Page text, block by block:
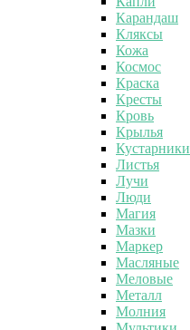
Карандаш
Кляксы
Кожа
Космос
Краска
Кресты
Кровь
Крылья
Кустарники
Листья
Лучи
Люди
Магия
Мазки
Маркер
Масляные
Меловые
Металл
Молния